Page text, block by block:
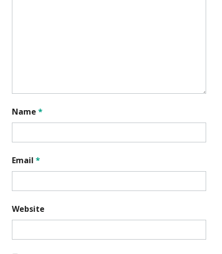
Name *
Email *
Website